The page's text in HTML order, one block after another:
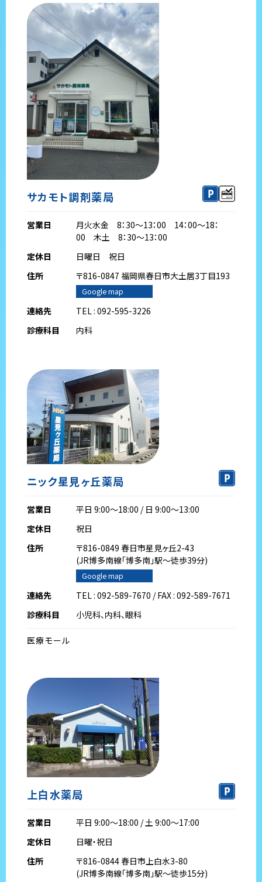
サカモト調剤薬局
営業日
月火水金 8：30～13：00 14：00～18：
00 木土 8：30～13：00
定休日
日曜日 祝日
住所
〒816-0847 福岡県春日市大土居3丁目193
Google map
連絡先
TEL : 092-595-3226
診療科目
内科
ニック星見ヶ丘薬局
営業日
平日 9:00～18:00 / 日 9:00～13:00
定休日
祝日
住所
〒816-0849 春日市星見ヶ丘2-43
(JR博多南線｢博多南｣駅～徒歩39分)
Google map
連絡先
TEL : 092-589-7670 / FAX : 092-589-7671
診療科目
小児科、内科、眼科
医療モール
上白水薬局
営業日
平日 9:00～18:00 / 土 9:00～17:00
定休日
日曜・祝日
住所
〒816-0844 春日市上白水3-80
(JR博多南線｢博多南｣駅～徒歩15分)